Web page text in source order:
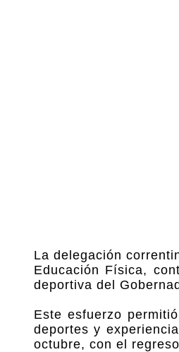
La delegación
Educación Física,
deportiva del
Este esfuerzo
deportes y
octubre, con el